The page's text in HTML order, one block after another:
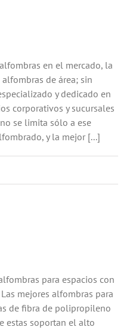
en el mercado, la
de área; sin
y dedicado en
corporativos y sucursales
se limita sólo a ese
y la mejor [...]
para espacios con
mejores alfombras para
de fibra de polipropileno
estas soportan el alto